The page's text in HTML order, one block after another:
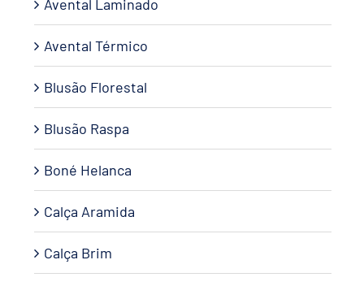
Avental Laminado
Avental Térmico
Blusão Florestal
Blusão Raspa
Boné Helanca
Calça Aramida
Calça Brim